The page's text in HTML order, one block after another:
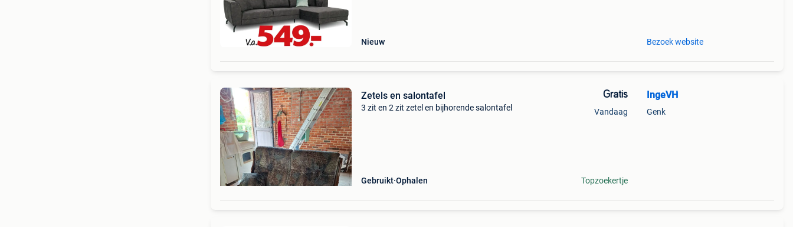
Nieuw Bezoek website
Zetels en salontafel
3 zit en 2 zit zetel en bijhorende salontafel
Gebruikt Ophalen
Gratis
Vandaag
Topzoekertje
IngeVH
Genk